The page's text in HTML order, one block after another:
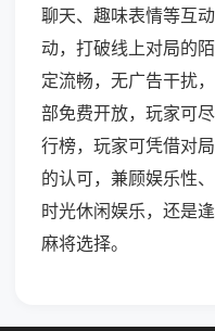
聊天、趣味表情等互
动，打破线上对局的
定流畅，无广告干扰
部免费开放，玩家可
行榜，玩家可凭借对
的认可，兼顾娱乐性
时光休闲娱乐，还是
麻将选择。